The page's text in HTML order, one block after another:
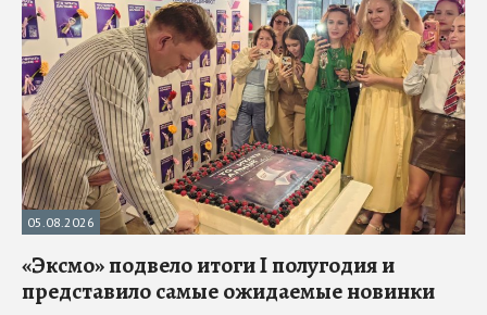
05.08.2026
«Эксмо» подвело итоги I полугодия и
представило самые ожидаемые новинки